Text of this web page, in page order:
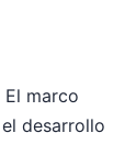
El marco
desarrollo